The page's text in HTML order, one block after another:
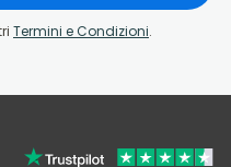
Termini e Condizioni.